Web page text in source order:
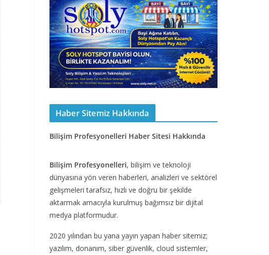
Haber Sitemiz Hakkında
Bilişim Profesyonelleri Haber Sitesi Hakkında
Bilişim Profesyonelleri, bilişim ve teknoloji
dünyasına yön veren haberleri, analizleri ve sektörel
gelişmeleri tarafsız, hızlı ve doğru bir şekilde
aktarmak amacıyla kurulmuş bağımsız bir dijital
medya platformudur.
2020 yılından bu yana yayın yapan haber sitemiz;
yazılım, donanım, siber güvenlik, cloud sistemler,